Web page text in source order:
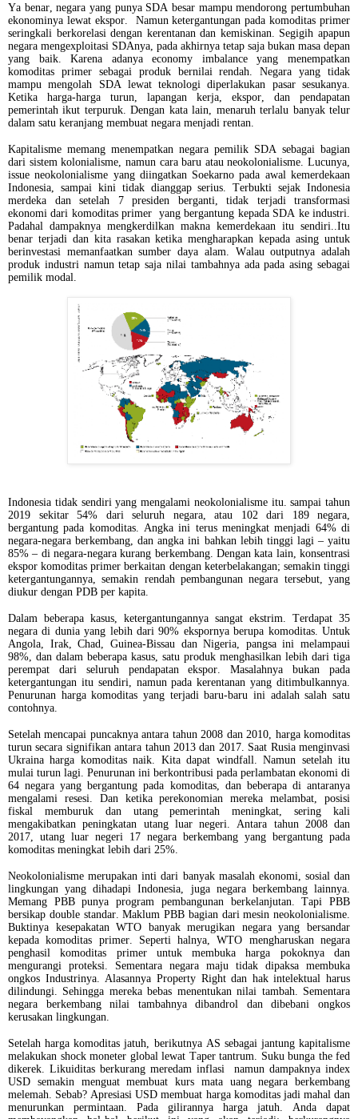
Ya benar, negara yang punya SDA besar mampu mendorong pertumbuhan
ekonominya lewat ekspor.
Namun ketergantungan pada komoditas primer
seringkali berkorelasi dengan kerentanan dan kemiskinan. Segigih apapun
negara mengexploitasi SDAnya, pada akhirnya tetap saja bukan masa depan
yang baik. Karena adanya economy imbalance yang menempatkan
komoditas primer sebagai produk bernilai rendah. Negara yang tidak
mampu mengolah SDA lewat teknologi diperlakukan pasar sesukanya.
Ketika harga-harga turun, lapangan kerja, ekspor, dan pendapatan
pemerintah ikut terpuruk. Dengan kata lain, menaruh terlalu banyak telur
dalam satu keranjang membuat negara menjadi rentan.
Kapitalisme memang menempatkan negara pemilik SDA sebagai bagian
dari sistem kolonialisme, namun cara baru atau neokolonialisme. Lucunya,
issue neokolonialisme yang diingatkan Soekarno pada awal kemerdekaan
Indonesia, sampai kini tidak dianggap serius. Terbukti sejak Indonesia
merdeka dan setelah 7 presiden berganti, tidak terjadi transformasi
ekonomi dari komoditas primer
yang bergantung kepada SDA ke industri.
Padahal dampaknya mengkerdilkan makna kemerdekaan itu sendiri..Itu
benar terjadi dan kita rasakan ketika mengharapkan kepada asing untuk
berinvestasi memanfaatkan sumber daya alam. Walau outputnya adalah
produk industri namun tetap saja nilai tambahnya ada pada asing sebagai
pemilik modal.
Indonesia tidak sendiri yang mengalami neokolonialisme itu. sampai tahun
2019 sekitar 54% dari seluruh negara, atau 102 dari 189 negara,
bergantung pada komoditas. Angka ini terus meningkat menjadi 64% di
negara-negara berkembang, dan angka ini bahkan lebih tinggi lagi – yaitu
85% – di negara-negara kurang berkembang. Dengan kata lain, konsentrasi
ekspor komoditas primer berkaitan dengan keterbelakangan; semakin tinggi
ketergantungannya, semakin rendah pembangunan negara tersebut, yang
diukur dengan PDB per kapita.
Dalam beberapa kasus, ketergantungannya sangat ekstrim. Terdapat 35
negara di dunia yang lebih dari 90% ekspornya berupa komoditas. Untuk
Angola, Irak, Chad, Guinea-Bissau dan Nigeria, pangsa ini melampaui
98%, dan dalam beberapa kasus, satu produk menghasilkan lebih dari tiga
perempat dari seluruh pendapatan ekspor. Masalahnya bukan pada
ketergantungan itu sendiri, namun pada kerentanan yang ditimbulkannya.
Penurunan harga komoditas yang terjadi baru-baru ini adalah salah satu
contohnya.
Setelah mencapai puncaknya antara tahun 2008 dan 2010, harga komoditas
turun secara signifikan antara tahun 2013 dan 2017. Saat Rusia menginvasi
Ukraina harga komoditas naik. Kita dapat windfall. Namun setelah itu
mulai turun lagi. Penurunan ini berkontribusi pada perlambatan ekonomi di
64 negara yang bergantung pada komoditas, dan beberapa di antaranya
mengalami resesi. Dan ketika perekonomian mereka melambat, posisi
fiskal memburuk dan utang pemerintah meningkat, sering kali
mengakibatkan peningkatan utang luar negeri. Antara tahun 2008 dan
2017, utang luar negeri 17 negara berkembang yang bergantung pada
komoditas meningkat lebih dari 25%.
Neokolonialisme merupakan inti dari banyak masalah ekonomi, sosial dan
lingkungan yang dihadapi Indonesia, juga negara berkembang lainnya.
Memang PBB punya program pembangunan berkelanjutan. Tapi PBB
bersikap double standar. Maklum PBB bagian dari mesin neokolonialisme.
Buktinya kesepakatan WTO banyak merugikan negara yang bersandar
kepada komoditas primer. Seperti halnya, WTO mengharuskan negara
penghasil komoditas primer untuk membuka harga pokoknya dan
mengurangi proteksi. Sementara negara maju tidak dipaksa membuka
ongkos Industrinya. Alasannya Property Right dan hak intelektual harus
dilindungi. Sehingga mereka bebas menentukan nilai tambah. Sementara
negara berkembang nilai tambahnya dibandrol dan dibebani ongkos
kerusakan lingkungan.
Setelah harga komoditas jatuh, berikutnya AS sebagai jantung kapitalisme
melakukan shock moneter global lewat Taper tantrum. Suku bunga the fed
dikerek. Likuiditas berkurang meredam inflasi
namun dampaknya index
USD semakin menguat membuat kurs mata uang negara berkembang
melemah. Sebab? Apresiasi USD membuat harga komoditas jadi mahal dan
menurunkan permintaan. Pada gilirannya harga jatuh. Anda dapat